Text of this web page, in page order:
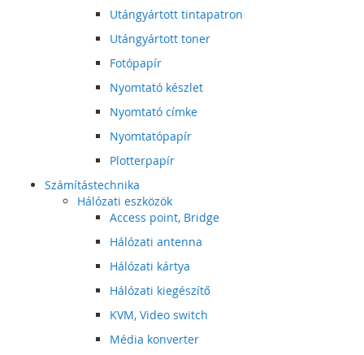
Utángyártott tintapatron
Utángyártott toner
Fotópapír
Nyomtató készlet
Nyomtató címke
Nyomtatópapír
Plotterpapír
Számítástechnika
Hálózati eszközök
Access point, Bridge
Hálózati antenna
Hálózati kártya
Hálózati kiegészítő
KVM, Video switch
Média konverter